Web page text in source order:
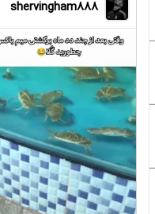
shervingham888